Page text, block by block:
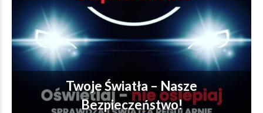
Twoje Światła – Nasze
Bezpieczeństwo!